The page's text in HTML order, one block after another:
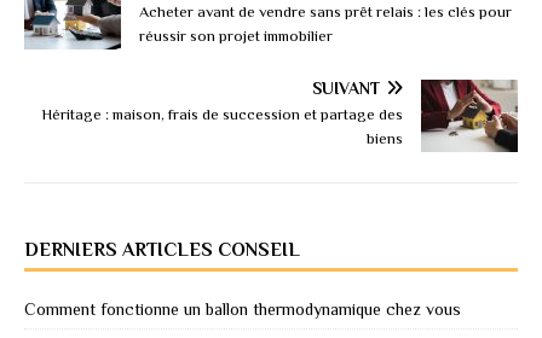
Acheter avant de vendre sans prêt relais : les clés pour
réussir son projet immobilier
SUIVANT
Héritage : maison, frais de succession et partage des
biens
DERNIERS ARTICLES CONSEIL
Comment fonctionne un ballon thermodynamique chez vous